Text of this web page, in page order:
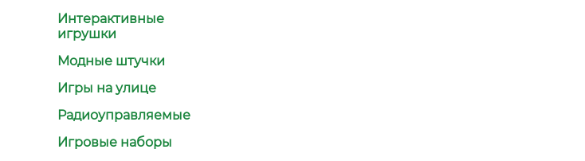
Интерактивные
игрушки
Модные штучки
Игры на улице
Радиоуправляемые
Игровые наборы